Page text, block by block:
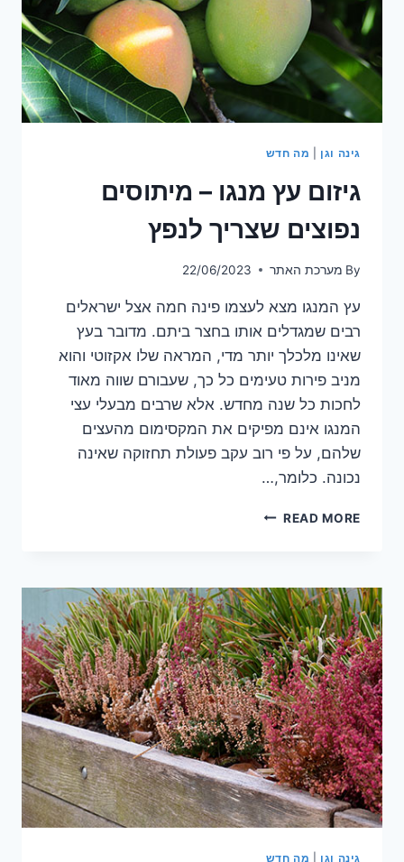
גינה וגן מה חדש
גיזום עץ מנגו – מיתוסים
נפוצים שצריך לנפץ
By מערכת האתר 22/06/2023
עץ המנגו מצא לעצמו פינה חמה אצל ישראלים
רבים שמגדלים אותו בחצר ביתם. מדובר בעץ
שאינו מלכלך יותר מדי, המראה שלו אקזוטי והוא
מניב פירות טעימים כל כך, שעבורם שווה מאוד
לחכות כל שנה מחדש. אלא שרבים מבעלי עצי
המנגו אינם מפיקים את המקסימום מהעצים
שלהם, על פי רוב עקב פעולת תחזוקה שאינה
נכונה. כלומר,…
READ MOREגיזום
מיתוסים
נפוצים
שצריך
לנפץ
גינה וגן מה חדש